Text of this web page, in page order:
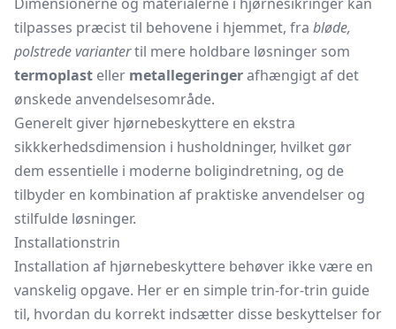
tilpasses præcist til behovene i hjemmet, fra bløde,
polstrede variantertil mere holdbare løsninger som
termoplast eller metallegeringerafhængigt af det
ønskede anvendelsesområde.
Generelt giver hjørnebeskyttere en ekstra
sikkkerhedsdimension i husholdninger, hvilket gør
dem essentielle i moderne boligindretning, og de
tilbyder en kombination af praktiske anvendelser og
stilfulde løsninger.
Installationstrin
Installation af hjørnebeskyttere behøver ikke være en
vanskelig opgave. Her er en simple trin-for-trin guide
til, hvordan du korrekt indsætter disse beskyttelser for